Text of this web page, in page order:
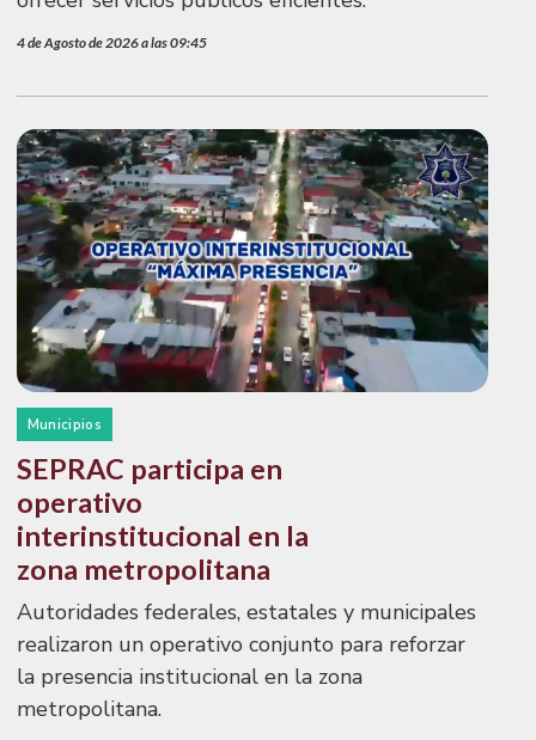
4 de Agosto de 2026 a las 09:45
Municipios
SEPRAC participa en
operativo
interinstitucional en la
zona metropolitana
Autoridades federales, estatales y municipales
realizaron un operativo conjunto para reforzar
la presencia institucional en la zona
metropolitana.